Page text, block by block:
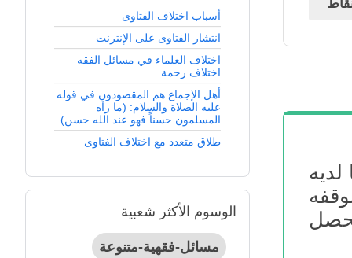
أسباب اختلاف الفتاوى
انتشار الفتاوى على الإنترنت
اختلاف العلماء في مسائل الفقه
اختلاف رحمة
أهل الإجماع هم المقصودون في قوله
عليه الصلاة والسلام: (ما رآه
المسلمون حسناً فهو عند الله حسن)
طلاق متعدد مع اختلاف الفتاوى
الوسوم الأكثر شعبية
مسائل-فقهية-متنوعة